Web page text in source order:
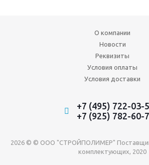
О компании
Новости
Реквизиты
Условия оплаты
Условия доставки
+7 (495) 722-03-
+7 (925) 782-60-
2026 © © ООО "СТРОЙПОЛИМЕР"
комплектующих, 2020